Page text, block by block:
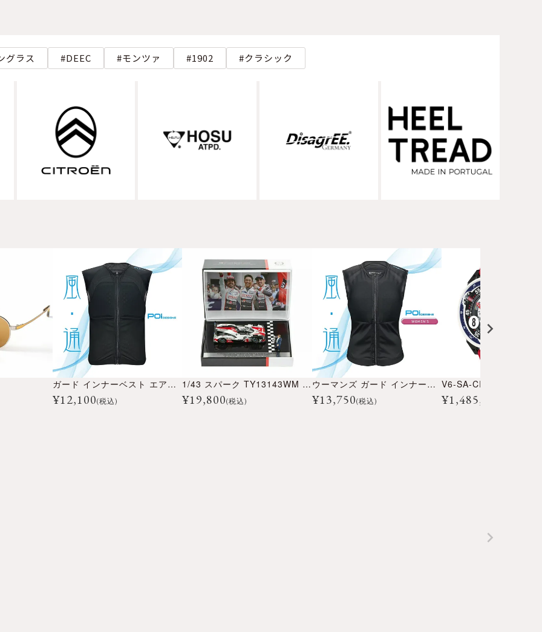
グラス DEEC モンツァ 1902 クラシック
ガード インナーベスト エアー CE BPJ-02A メンズ
¥12,100(税込)
1/43 スパーク TY13143WM GAZOO Racing特注 トヨタ TS050 ハイブリッド 24H LM 優勝 2018 #8 ウェザリング仕様
¥19,800(税込)
ウーマンズ ガード インナーベスト エアー CE BPJ-01LA ウイメンズ
¥13,750(税込)
V6-SA-CRB-HRC-E-2b
¥1,485,000